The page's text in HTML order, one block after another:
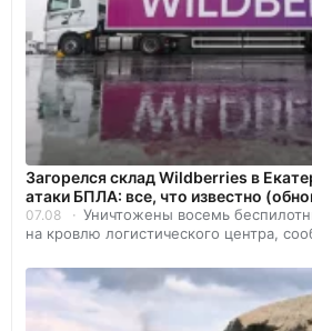
Загорелся склад Wildberries в
атаки БПЛА: все, что известно
07.08
Уничтожены восемь
на кровлю логистического центра,